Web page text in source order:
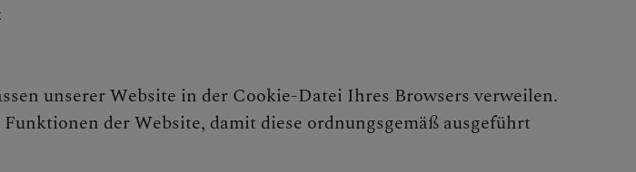
unserer Website in der Cookie-Datei Ihres Browsers verweilen.
der Website, damit diese ordnungsgemäß ausgeführt